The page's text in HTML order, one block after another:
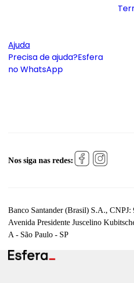
Ajuda
Precisa de ajuda?Esfera
no WhatsApp
Nos siga nas redes:
Banco Santander (Brasil) S.A.,
Avenida Presidente Juscelino
A - São Paulo - SP